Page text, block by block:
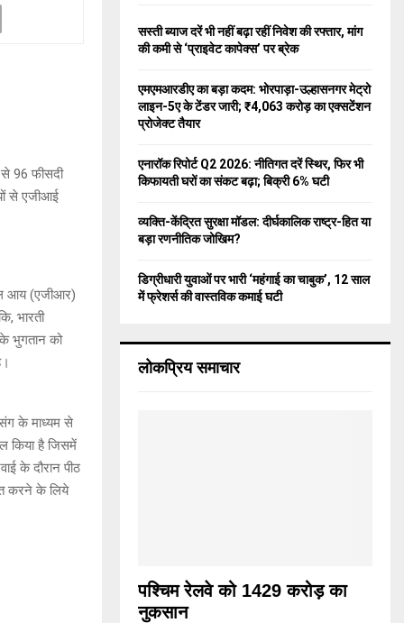
से 96 फीसदी
से एजीआई
आय (एजीआर)
भारती
भुगतान को
के माध्यम से
किया है जिसमें
के दौरान पीठ
करने के लिये
o
r
C
सस्ती ब्याज दरें भी नहीं बढ़ा रहीं निवेश की रफ्तार, मांग
की कमी से ‘प्राइवेट कापेक्स’ पर ब्रेक
एमएमआरडीए का बड़ा कदम: भोरपाड़ा-उल्हासनगर मेट्रो
लाइन-5ए के टेंडर जारी; ₹4,063 करोड़ का एक्सटेंशन
प्रोजेक्ट तैयार
एनारॉक रिपोर्ट Q2 2026: नीतिगत दरें स्थिर, फिर भी
किफायती घरों का संकट बढ़ा; बिक्री 6% घटी
व्यक्ति-केंद्रित सुरक्षा मॉडल: दीर्घकालिक राष्ट्र-हित या
बड़ा रणनीतिक जोखिम?
डिग्रीधारी युवाओं पर भारी ‘महंगाई का चाबुक’, 12 साल
में फ्रेशर्स की वास्तविक कमाई घटी
लोकप्रिय समाचार
पश्चिम रेलवे को 1429 करोड़ का
नुकसान